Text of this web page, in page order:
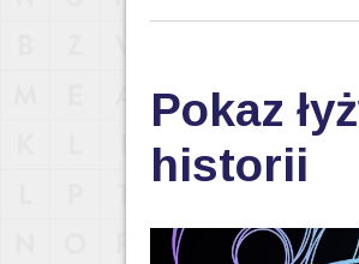
Pokaz
historii